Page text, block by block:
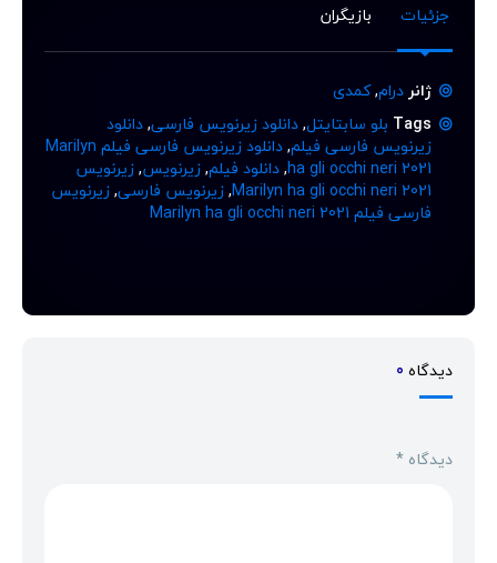
جزئیات بازیگران
ژانردرام,کمدی
Tags بلو سابتایتل,دانلود زیرنویس فارسی,دانلود
زیرنویس فارسی فیلم,
دانلود زیرنویس فارسی فیلم Marilyn
ha gli occhi neri 2021
,دانلود فیلم,زیرنویس,زیرنویس
Marilyn ha gli occhi neri 2021
,زیرنویس فارسی,زیرنویس
فارسی فیلم Marilyn ha gli occhi neri 2021
دیدگاه 0
دیدگاه *